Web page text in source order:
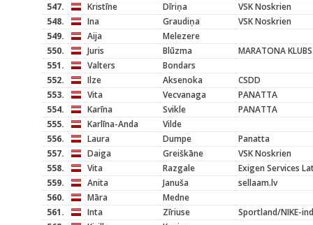
547.
Kristīne Dīriņa
VSK Noskrien
548.
Ina Graudiņa
VSK Noskrien
549.
Aija
Melezere
550.
Juris Blūzma
MARATONA KLUBS
551.
Valters
Bondars
552.
Ilze Aksenoka
CSDD
553.
Vita Vecvanaga
PANATTA
554.
Karīna Svikle
PANATTA
555.
Karlīna-Anda
Vilde
556.
Laura Dumpe
Panatta
557.
Daiga Greiškāne
VSK Noskrien
558.
Vita Razgale
Exigen Services
559.
Anita Januša
sellaam.lv
560.
Māra
Medne
561.
Inta Zīriuse
Sportland/NIKE-